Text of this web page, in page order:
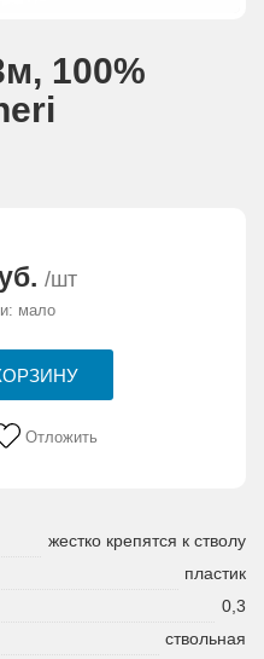
100%
/шт
мало
Отложить
жестко крепятся к стволу
пластик
0,3
ствольная